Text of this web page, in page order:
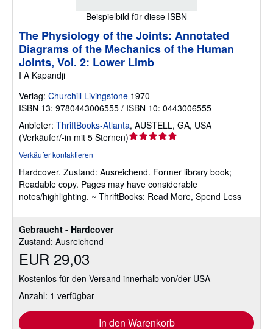
Beispielbild für diese ISBN
Gebraucht - Hardcover
Zustand: Ausreichend
EUR 29,03
Kostenlos für den Versand innerhalb von/der USA
Anzahl: 1 verfügbar
In den Warenkorb
The Physiology of the Joints: Annotated
Diagrams of the Mechanics of the Human
Joints, Vol. 2: Lower Limb
I A Kapandji
Verlag: Churchill Livingstone 1970
ISBN 13: 9780443006555 / ISBN 10: 0443006555
Anbieter: ThriftBooks-Atlanta, AUSTELL, GA, USA
(Verkäufer/-in mit 5 Sternen)Verkäuferbewertung
5
Sternen
Verkäufer kontaktieren
Hardcover. Zustand: Ausreichend. Former library book;
Readable copy. Pages may have considerable
notes/highlighting. ~ ThriftBooks: Read More, Spend Less